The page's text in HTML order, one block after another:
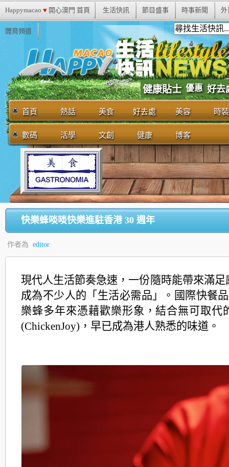
Happymacao ♥ 開心澳門 首頁 生活快訊 節目盛事 時事新聞 外
體育頻道
健康貼士 優惠 好去
首頁 熱話 美食 好去處 美容 時裝
數碼 活學 文創 健康 博客
快樂蜂啖啖快樂進駐香港 30 週年
作者為 editor
現代人生活節奏急速，一份隨時能帶來滿足
成為不少人的「生活必需品」。國際快餐
樂蜂多年來憑藉歡樂形象，結合無可取代
(ChickenJoy)，早已成為港人熟悉的味道。